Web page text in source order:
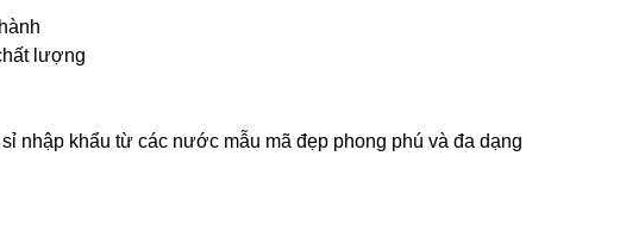
lượng
nhập khẩu từ các nước mẫu mã đẹp phong phú và đa dạng